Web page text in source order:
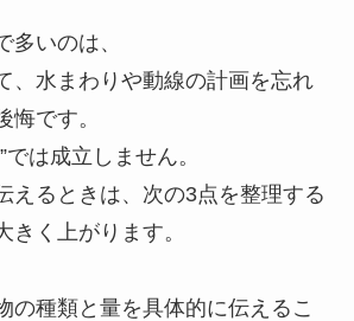
多いのは、
、水まわりや動線の計画を忘れ
悔です。
は成立しません。
えるときは、次の3点を整理する
きく上がります。
の種類と量を具体的に伝えるこ